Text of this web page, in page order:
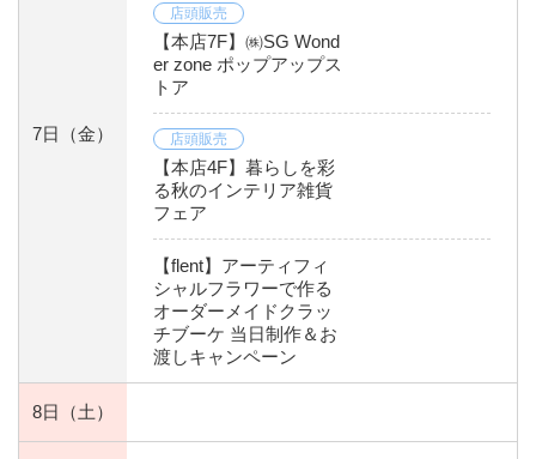
7日 （金）
店頭販売
【本店7F】㈱SG Wond
er zone ポップアップス
トア
店頭販売
【本店4F】暮らしを彩
る秋のインテリア雑貨
フェア
【flent】アーティフィ
シャルフラワーで作る
オーダーメイドクラッ
チブーケ 当日制作＆お
渡しキャンペーン
8日 （土）